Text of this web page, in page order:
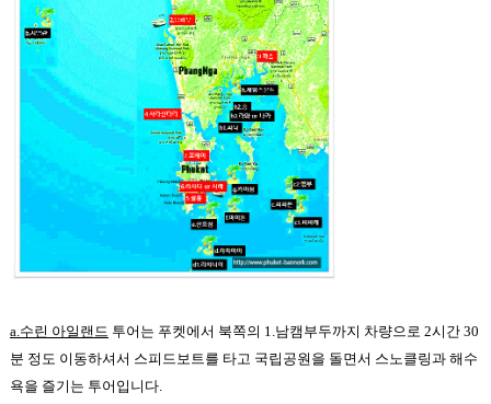
a.수린 아일랜드 투어는 푸켓에서 북쪽의 1.남캠부두까지 차량으로 2시간 30
분 정도 이동하셔서 스피드보트를 타고 국립공원을 돌면서 스노클링과 해수
욕을 즐기는 투어입니다.